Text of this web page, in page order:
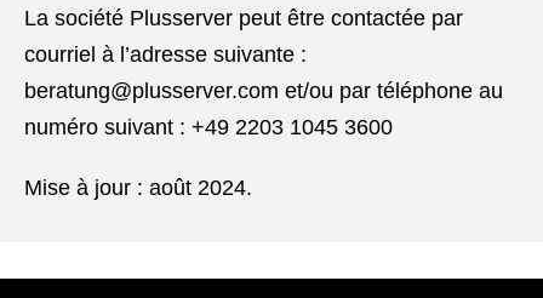
La société Plusserver peut être contactée par
courriel à l’adresse suivante :
beratung@plusserver.com et/ou par téléphone au
numéro suivant : +49 2203 1045 3600
Mise à jour : août 2024.